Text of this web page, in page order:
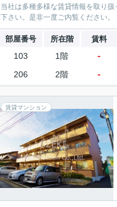
当社は多種多様な賃貸情報を取り
下さい。是非一度ご内覧ください。
部屋番号 所在階 賃料
103 1階 -
206 2階 -
賃貸マンション